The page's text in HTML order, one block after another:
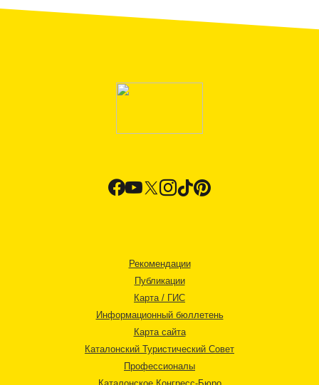
Рекомендации
Публикации
Карта / ГИС
Информационный бюллетень
Карта сайта
Каталонский Туристический Совет
Профессионалы